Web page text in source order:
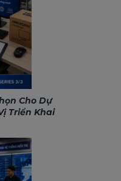
Cho Dự
Triển Khai